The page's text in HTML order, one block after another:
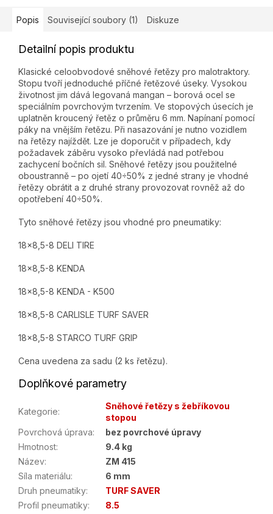
Popis Související soubory (1) Diskuze
Detailní popis produktu
Klasické celoobvodové sněhové řetězy pro malotraktory.
Stopu tvoří jednoduché příčné řetězové úseky. Vysokou
životnost jim dává legovaná mangan – borová ocel se
speciálním povrchovým tvrzením. Ve stopových úsecích je
uplatněn kroucený řetěz o průměru 6 mm. Napínaní pomocí
páky na vnějším řetězu. Při nasazování je nutno vozidlem
na řetězy najíždět. Lze je doporučit v případech, kdy
požadavek záběru vysoko převládá nad potřebou
zachycení bočních sil. Sněhové řetězy jsou použitelné
oboustranně – po ojetí 40÷50% z jedné strany je vhodné
řetězy obrátit a z druhé strany provozovat rovněž až do
opotřebení 40÷50%.
Tyto sněhové řetězy jsou vhodné pro pneumatiky:
18x8,5-8 DELI TIRE
18x8,5-8 KENDA
18x8,5-8 KENDA - K500
18x8,5-8 CARLISLE TURF SAVER
18x8,5-8 STARCO TURF GRIP
Cena uvedena za sadu (2 ks řetězu).
Doplňkové parametry
Kategorie:
Sněhové řetězy s žebříkovou
stopou
Povrchová úprava:
bez povrchové úpravy
Hmotnost:
9.4 kg
Název:
ZM 415
Síla materiálu:
6 mm
Druh pneumatiky:
TURF SAVER
Profil pneumatiky:
8.5